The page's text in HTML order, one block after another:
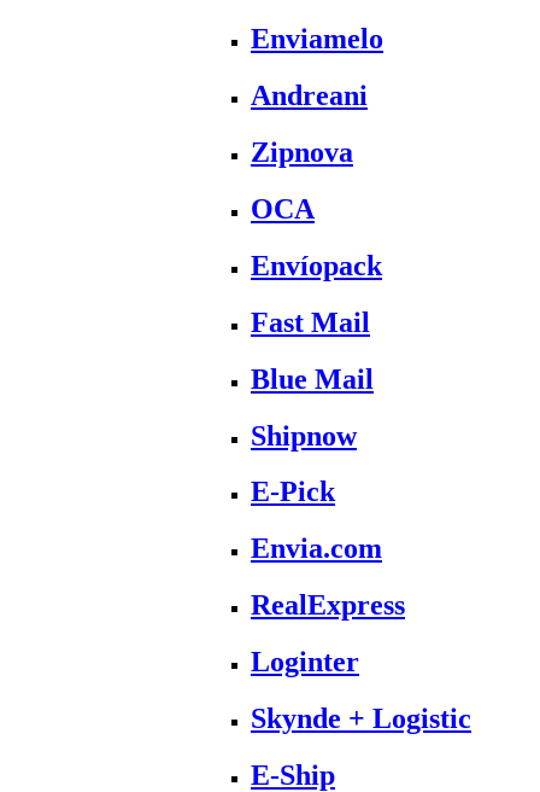
Enviamelo
Andreani
Zipnova
OCA
Envíopack
Fast Mail
Blue Mail
Shipnow
E-Pick
Envia.com
RealExpress
Loginter
Skynde + Logistic
E-Ship